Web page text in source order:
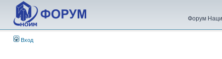
Форум
Вход